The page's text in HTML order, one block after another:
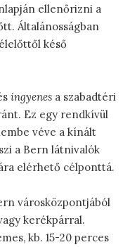
ellenőrizni a
Általánosságban
késő
ingyenes a szabadtéri
Ez egy rendkívül
véve a kínált
a Bern látnivalók
elérhető célponttá.
városközpontjából
kerékpárral.
kb. 15-20 perces